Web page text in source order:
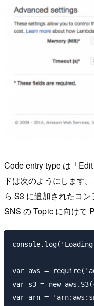
Code entry type は「
ドは次のようにします
ら S3 に追加されたコ
SNS の Topic に向けて
var aws =
var s3 = new
var arn =